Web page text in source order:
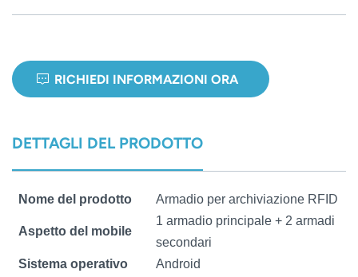
Polski
Tiếng Việt
magyar
RICHIEDI INFORMAZIONI ORA
DETTAGLI DEL PRODOTTO
Nome del prodotto Armadio per archiviazione RFID
Aspetto del mobile
1 armadio principale + 2 armadi
secondari
Sistema operativo
Android